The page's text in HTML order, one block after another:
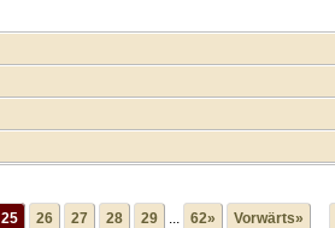
25 26 27 28 29 ... 62» Vorwärts»